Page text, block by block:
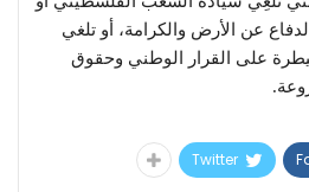
عن الأرض والكرامة، أو تلغي
على القرار الوطني وحقوق
Twitter